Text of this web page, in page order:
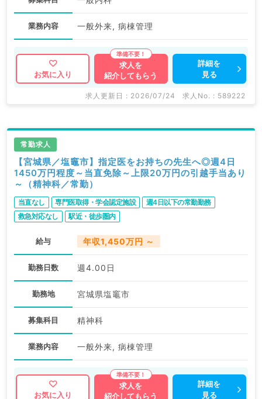
業務内容 一般外来, 病棟管理
お気に入り
求人を
紹介してもらう
詳細を
見る
求人更新日 : 2026/07/24 求人No. : 589222
常勤求人
【宮城県／塩竈市】指定医をお持ちの先生へ◎週4日
1450万円程度～当直免除～上限20万円の引越手当あり
～（精神科／常勤）
当直なし 専門医取得・学会認定施設
週4日以下の常勤勤務
救急対応なし
駅近・徒歩圏内
給与 年収1,450万円 ～
勤務日数 週4.00日
勤務地 宮城県塩竈市
募集科目 精神科
業務内容 一般外来, 病棟管理
お気に入り
求人を
紹介してもらう
詳細を
見る